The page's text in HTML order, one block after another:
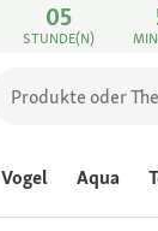
05
STUNDE(N)
Vogel Aqua